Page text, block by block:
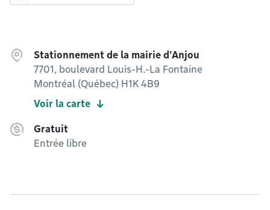
Stationnement de la mairie d'Anjou
7701, boulevard Louis-H.-La Fontaine
Montréal (Québec) H1K 4B9
Voir la carte
Gratuit
Entrée libre